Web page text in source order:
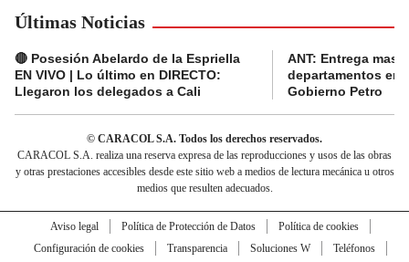
Últimas Noticias
🔴 Posesión Abelardo de la Espriella
EN VIVO | Lo último en DIRECTO:
Llegaron los delegados a Cali
ANT: Entrega
departamentos en
Gobierno Petro
© CARACOL S.A. Todos los derechos reservados.
CARACOL S.A. realiza una reserva expresa de las reproducciones y usos de las obras
y otras prestaciones accesibles desde este sitio web a medios de lectura mecánica u otros
medios que resulten adecuados.
Aviso legal Política de Protección de Datos
Política de cookies
Configuración de cookies
Transparencia Soluciones W
Teléfonos